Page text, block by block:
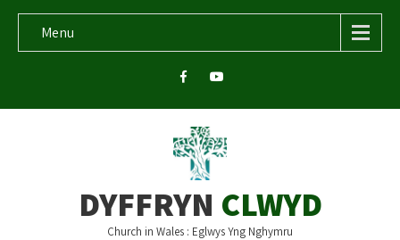
Menu
DYFFRYN CLWYD
Church in Wales : Eglwys Yng Nghymru